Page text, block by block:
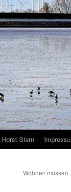
Horst Stern
Wohnen